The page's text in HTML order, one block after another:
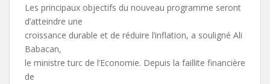
Les principaux objectifs du nouveau programme seront
d’atteindre une
croissance durable et de réduire l’inflation, a souligné Ali
Babacan,
le ministre turc de l’Economie. Depuis la faillite financière
de